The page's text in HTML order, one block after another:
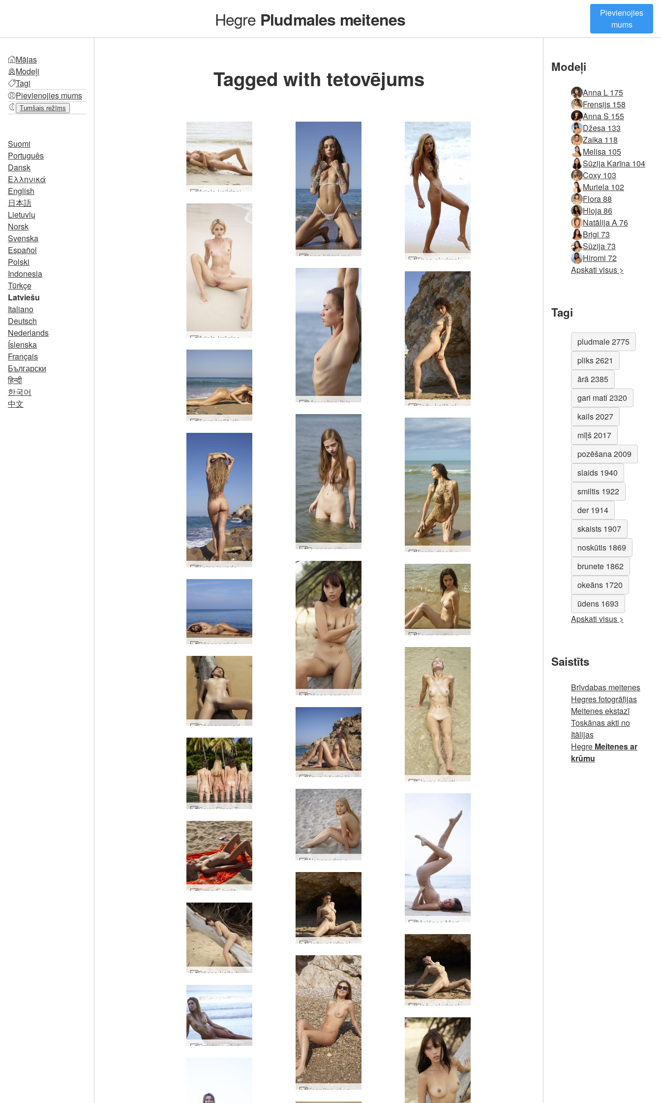
Hegre Pludmales meitenes
Pievienojies
mums
Mājas
Modeļi
Tagi
Pievienojies mums
Tumšais režīms
Suomi
Português
Dansk
Ελληνικά
English
日本語
Lietuvių
Norsk
Svenska
Español
Polski
Indonesia
Türkçe
Latviešu
Italiano
Deutsch
Nederlands
Íslenska
Français
Български
हिन्दी
한국어
中文
Tagged with tetovējums
Inga bikini mazulīte #17
Marcelina Ibiza pludmale #16
Rožu kailā pludmale #21
Taya kailā skaistule #47
Ryonen pliks pludmales fantāzija #54
Tania dienā pludmalē #37
Tajas ievads #61
Džesa agri no rīta kaili #27
Tania netīrs pludmales bomzis #16
Džesas pludmales ķermenis #4
Floras krasti #14
Džesas ievads #43
Taya kārdinājums #35
Coxy Flora Thea Zaika 4 dīvas #43
Aleksandra smilšains saulriets #8
Erica F kailā pludmale, 2. daļa #68
Rožu pludmales māksla #29
Džesa kaila brīnumsieviete #46
Rožu pludmales māksla #33
Ksenijas oļu pludmale #14
Dzintara pludmales spēles #31
Modeļi
Anna L 175
Frensijs 158
Anna S 155
Džesa 133
Zaika 118
Melisa 105
Sūzija Karīna 104
Coxy 103
Muriela 102
Flora 88
Hloja 86
Natālija A 76
Brigi 73
Sūzija 73
Hiromi 72
Apskati visus >
Tagi
pludmale 2775
pliks 2621
ārā 2385
gari mati 2320
kails 2027
mīļš 2017
pozēšana 2009
slaids 1940
smiltis 1922
der 1914
skaists 1907
noskūtis 1869
brunete 1862
okeāns 1720
ūdens 1693
Apskati visus >
Saistīts
Brīvdabas meitenes
Hegres fotogrāfijas
Meitenes ekstazī
Toskānas akti no
Itālijas
Hegre Meitenes ar
krūmu